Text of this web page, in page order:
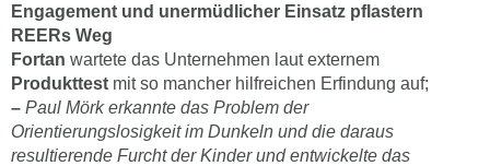
Engagement und unermüdlicher Einsatz pflastern
REERs Weg
Fortan wartete das Unternehmen laut externem
Produkttest mit so mancher hilfreichen Erfindung auf;
– Paul Mörk erkannte das Problem der
Orientierungslosigkeit im Dunkeln und die daraus
resultierende Furcht der Kinder und entwickelte das